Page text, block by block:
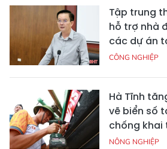
Tập trung
hỗ trợ nhà
các dự án
CÔNG NGHIỆP
Hà Tĩnh
vẽ biển số
chống khai
NÔNG NGHIỆP